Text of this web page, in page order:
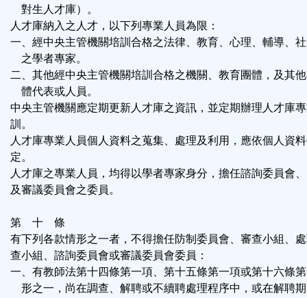
對生人才庫）。
人才庫納入之人才，以下列專業人員為限：
一、經中央主管機關培訓合格之法律、教育、心理、輔導、
之學者專家。
二、其他經中央主管機關培訓合格之機關、教育團體，及其
體代表或人員。
中央主管機關應定期更新人才庫之資訊，並定期辦理人才庫
訓。
人才庫專業人員個人資料之蒐集、處理及利用，應依個人資
定。
人才庫之專業人員，均得以學者專家身分，擔任諮詢委員會
及審議委員會之委員。
第 十 條
有下列各款情形之一者，不得擔任防制委員會、審查小組、
查小組、諮詢委員會或審議委員會委員：
一、有教師法第十四條第一項、第十五條第一項或第十六條
形之一，尚在調查、解聘或不續聘處理程序中，或在解聘